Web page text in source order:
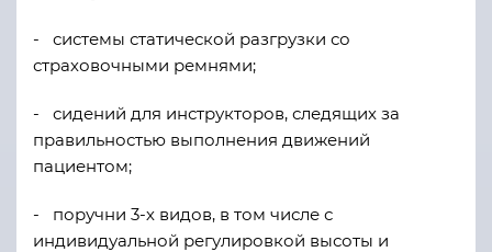
-
системы статической разгрузки со
страховочными ремнями;
-
сидений для инструкторов, следящих за
правильностью выполнения движений
пациентом;
-
поручни 3-х видов, в том числе с
индивидуальной регулировкой высоты и